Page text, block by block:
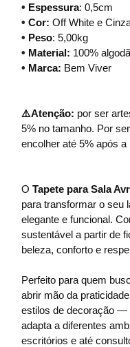
• Espessura: 0,5cm
• Cor: Off White e
• Peso: 5,00kg
• Material: 100%
• Marca: Bem Viver
⚠️Atenção: por ser
5% no tamanho. Por
encolher até 5% após
O Tapete para Sala
para transformar o seu
elegante e funcional.
sustentável a partir de
beleza, conforto e
Perfeito para quem
abrir mão da
estilos de decoração
adapta a diferentes
escritórios e até